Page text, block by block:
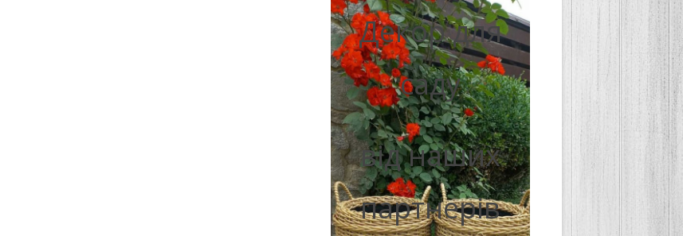
Декор для
саду
від наших
партнерів